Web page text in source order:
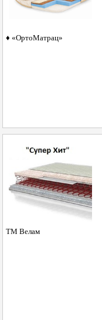
♦ «ОртоМатрац»
ТМ Велам